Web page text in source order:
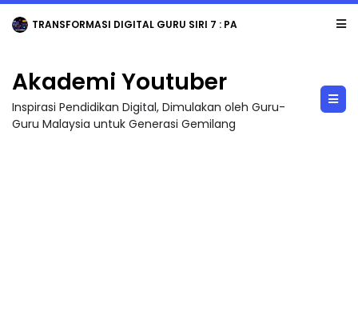
TRANSFORMASI DIGITAL GURU SIRI 7 : PAHLAWAN DIGITAL PENYELAMAT DUNIA
Akademi Youtuber
Inspirasi Pendidikan Digital, Dimulakan oleh Guru-
Guru Malaysia untuk Generasi Gemilang